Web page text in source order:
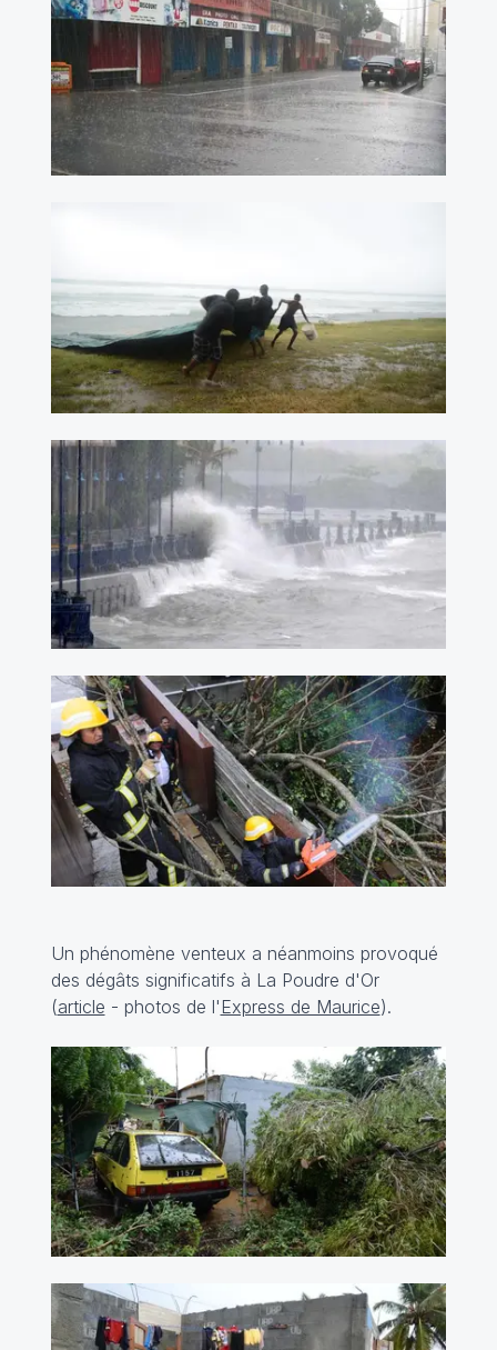
Un phénomène venteux a néanmoins provoqué
des dégâts significatifs à La Poudre d'Or
(article - photos de l'Express de Maurice).